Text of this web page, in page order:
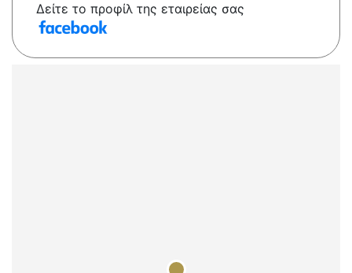
Δείτε το προφίλ της εταιρείας σας